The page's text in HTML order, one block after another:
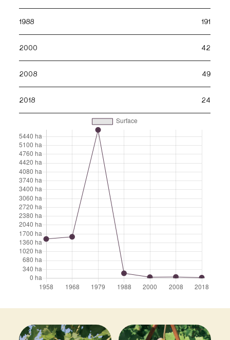
1988 191
2000 42
2008 49
2018 24